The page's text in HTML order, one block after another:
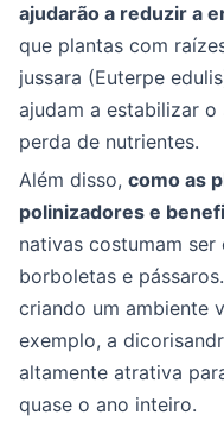
ajudarão a reduzir a
que plantas com
jussara (Euterpe
ajudam a estabilizar
perda de nutrientes.
Além disso, como as
polinizadores e
nativas costumam
borboletas e
criando um ambiente
exemplo, a
altamente atrativa
quase o ano inteiro.